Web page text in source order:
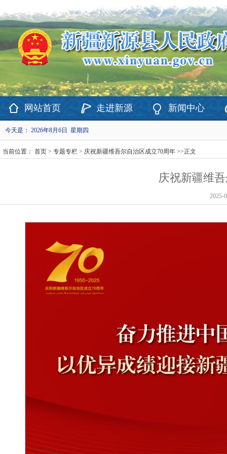
欢迎访问新疆维吾尔自治区新源县政府网站！
网站首页 走进新源 新闻中心
今天是： 2026年8月6日 星期四
当前位置： 首页 > 专题专栏 > 庆祝新疆维吾尔自治区成立70周年 >>正文
庆祝新疆维
2025-